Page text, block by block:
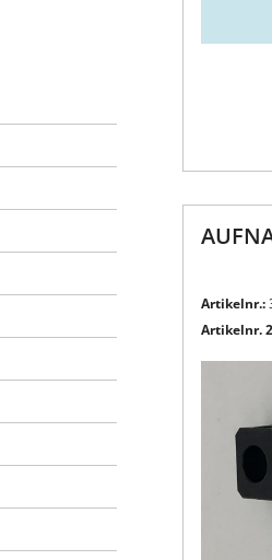
Artikelnr.:
Artikelnr.